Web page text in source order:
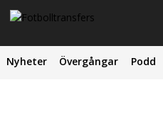
Nyheter Övergångar Podd